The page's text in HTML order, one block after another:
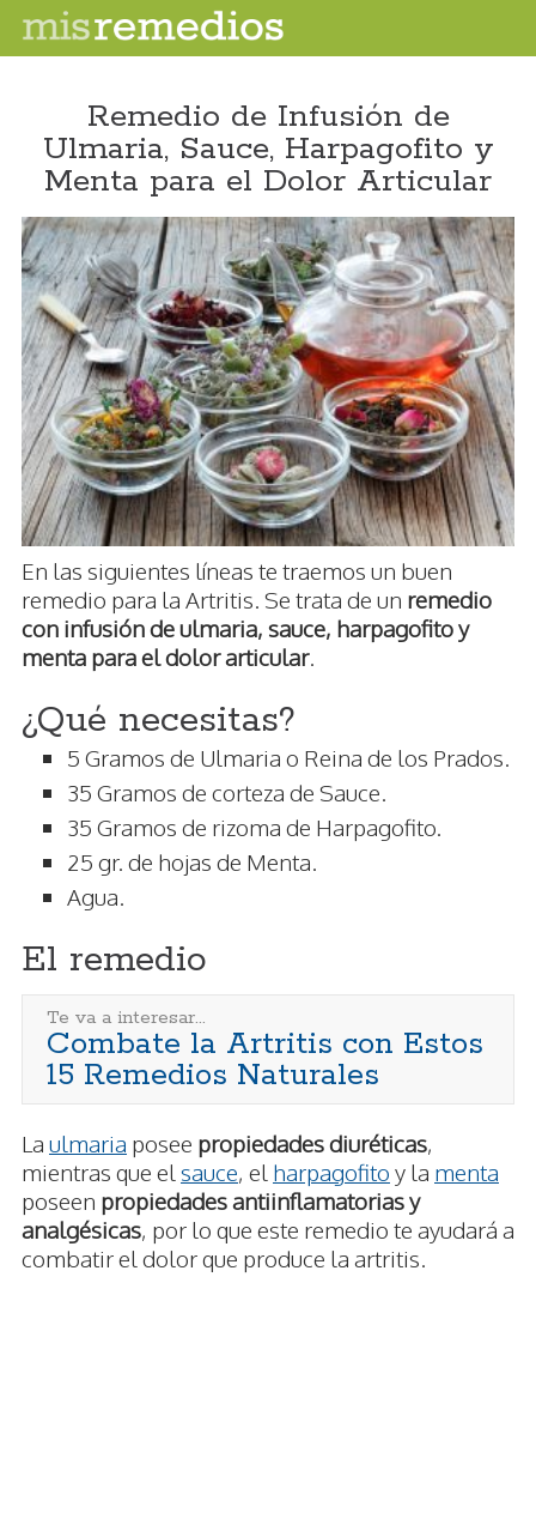
Remedio de Infusión de
Ulmaria, Sauce, Harpagofito y
Menta para el Dolor Articular
En las siguientes líneas te traemos un buen
remedio para la Artritis. Se trata de un remedio
con infusión de ulmaria, sauce, harpagofito y
menta para el dolor articular.
¿Qué necesitas?
5 Gramos de Ulmaria o Reina de los Prados.
35 Gramos de corteza de Sauce.
35 Gramos de rizoma de Harpagofito.
25 gr. de hojas de Menta.
Agua.
El remedio
Te va a interesar...
Combate la Artritis con Estos
15 Remedios Naturales
La ulmaria posee propiedades diuréticas,
mientras que el sauce, el harpagofito y la menta
poseen propiedades antiinflamatorias y
analgésicas, por lo que este remedio te ayudará a
combatir el dolor que produce la artritis.